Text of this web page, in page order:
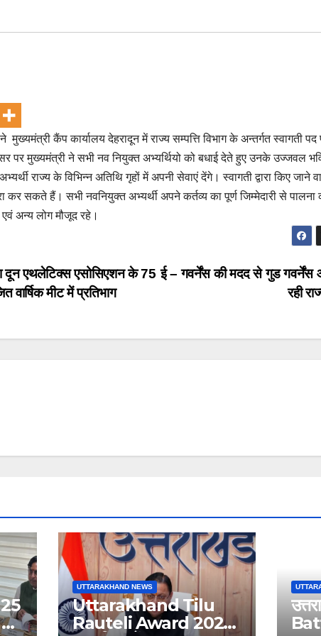
मुख्यमंत्री कैंप कार्यालय देहरादून में राज्य सम्पत्ति विभाग के अन्तर्गत स्वागती
पर मुख्यमंत्री ने सभी नव नियुक्त अभ्यर्थियो को बधाई देते हुए उनके उज्जवल
राज्य के विभिन्न अतिथि गृहों में अपनी सेवाएं देंगे। स्वागती द्वारा किए जाने
कर सकते हैं। सभी नवनियुक्त अभ्यर्थी अपने कर्तव्य का पूर्ण जिम्मेदारी से पालना
अन्य लोग मौजूद रहे।
ई – गवर्नेंस की मदद से गुड
रही
दून एथलेटिक्स एसोसिएशन के 75
वार्षिक मीट में प्रतिभाग
लैंड
UTTARAKHAND NEWS
Uttarakhand Tilu
Rauteli Award 2026: